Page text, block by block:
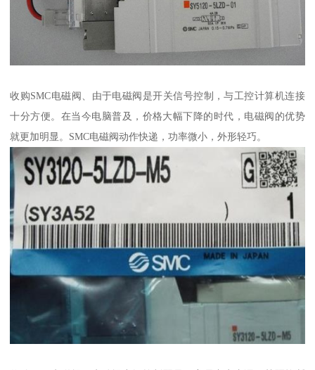
收购SMC电磁阀、由于电磁阀是开关信号控制，与工控计算机连接
十分方便。在当今电脑普及，价格大幅下降的时代，电磁阀的优势
就更加明显。SMC电磁阀动作快递，功率微小，外形轻巧。